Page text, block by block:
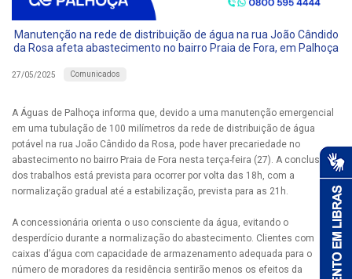
Manutenção na rede de distribuição de água na rua João Cândido
da Rosa afeta abastecimento no bairro Praia de Fora, em Palhoça
27/05/2025 Comunicados
A Águas de Palhoça informa que, devido a uma manutenção emergencial
em uma tubulação de 100 milímetros da rede de distribuição de água
potável na rua João Cândido da Rosa, pode haver precariedade no
abastecimento no bairro Praia de Fora nesta terça-feira (27). A conclusão
dos trabalhos está prevista para ocorrer por volta das 18h, com a
normalização gradual até a estabilização, prevista para as 21h.
A concessionária orienta o uso consciente da água, evitando o
desperdício durante a normalização do abastecimento. Clientes com
caixas d’água com capacidade de armazenamento adequada para o
número de moradores da residência sentirão menos os efeitos da